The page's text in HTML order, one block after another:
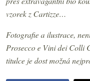
vzorek z Cartizze…
Fotografie a ilustrace,
Prosecco e Vini dei Colli
titulce je dost možná